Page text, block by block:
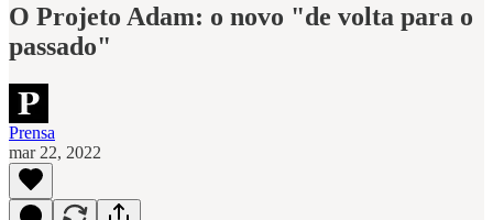
O Projeto Adam: o novo "de volta para o
passado"
Prensa
mar 22, 2022